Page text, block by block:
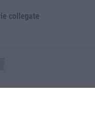
collegate
Via del mare 6/G,